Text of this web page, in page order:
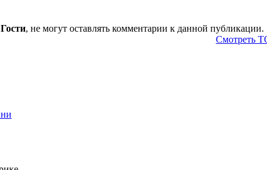
Гости, не могут оставлять комментарии к данной публикации.
Смотреть